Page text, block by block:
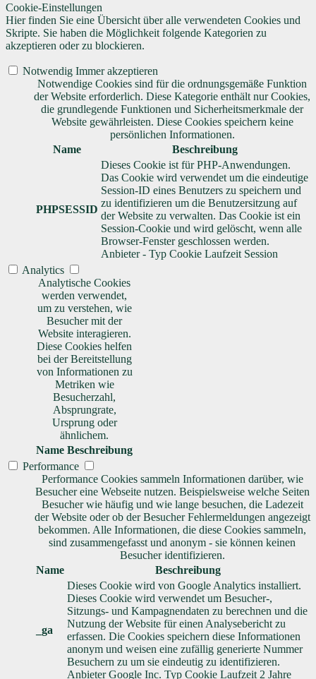
Cookie-Einstellungen
Hier finden Sie eine Übersicht über alle verwendeten Cookies und
Skripte. Sie haben die Möglichkeit folgende Kategorien zu
akzeptieren oder zu blockieren.
Notwendig Immer akzeptieren
Notwendige Cookies sind für die ordnungsgemäße Funktion
der Website erforderlich. Diese Kategorie enthält nur Cookies,
die grundlegende Funktionen und Sicherheitsmerkmale der
Website gewährleisten. Diese Cookies speichern keine
persönlichen Informationen.
Name
Beschreibung
PHPSESSID
Dieses Cookie ist für PHP-Anwendungen.
Das Cookie wird verwendet um die eindeutige
Session-ID eines Benutzers zu speichern und
zu identifizieren um die Benutzersitzung auf
der Website zu verwalten. Das Cookie ist ein
Session-Cookie und wird gelöscht, wenn alle
Browser-Fenster geschlossen werden.
Anbieter - Typ Cookie Laufzeit Session
Analytics
Analytische Cookies
werden verwendet,
um zu verstehen, wie
Besucher mit der
Website interagieren.
Diese Cookies helfen
bei der Bereitstellung
von Informationen zu
Metriken wie
Besucherzahl,
Absprungrate,
Ursprung oder
ähnlichem.
Name Beschreibung
Performance
Performance Cookies sammeln Informationen darüber, wie
Besucher eine Webseite nutzen. Beispielsweise welche Seiten
Besucher wie häufig und wie lange besuchen, die Ladezeit
der Website oder ob der Besucher Fehlermeldungen angezeigt
bekommen. Alle Informationen, die diese Cookies sammeln,
sind zusammengefasst und anonym - sie können keinen
Besucher identifizieren.
Name
Beschreibung
_ga
Dieses Cookie wird von Google Analytics installiert.
Dieses Cookie wird verwendet um Besucher-,
Sitzungs- und Kampagnendaten zu berechnen und die
Nutzung der Website für einen Analysebericht zu
erfassen. Die Cookies speichern diese Informationen
anonym und weisen eine zufällig generierte Nummer
Besuchern zu um sie eindeutig zu identifizieren.
Anbieter Google Inc. Typ Cookie Laufzeit 2 Jahre